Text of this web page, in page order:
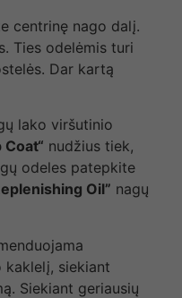
centrinę nago dalį.
Ties odelėmis turi
Dar kartą
lako viršutinio
nudžius tiek,
odeles patepkite
Oil” nagų
siekiant
Siekiant geriausių